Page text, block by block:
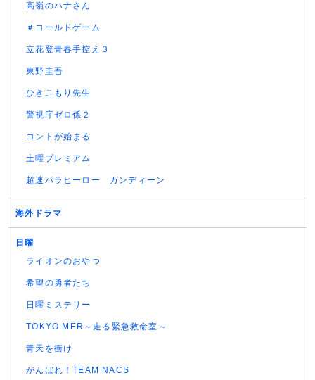
高嶺のハナさん
＃コールドゲーム
立花登青春手控え３
東野圭吾
ひきこもり先生
警視庁ゼロ係２
コントが始まる
土曜プレミアム
超速パラヒーロー ガンディーン
海外ドラマ
日曜
ライオンのおやつ
希望の勇者たち
日曜ミステリー
TOKYO MER～走る緊急救命室～
青天を衝け
がんばれ！TEAM NACS